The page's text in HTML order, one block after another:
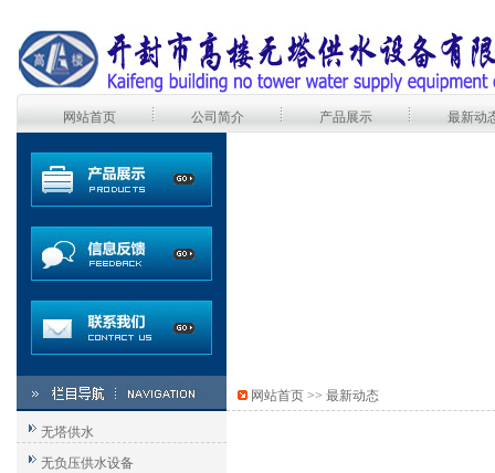
网站首页 公司简介 产品展示 最新动
无塔供水
无负压供水设备
网站首页 >> 最新动态